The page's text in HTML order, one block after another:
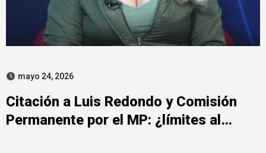
mayo 24, 2026
Citación a Luis Redondo y Comisión
Permanente por el MP: ¿límites al